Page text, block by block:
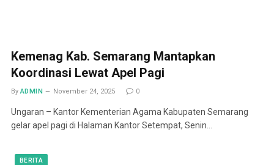
Kemenag Kab. Semarang Mantapkan
Koordinasi Lewat Apel Pagi
By ADMIN November 24, 2025 0
Ungaran – Kantor Kementerian Agama Kabupaten Semarang
gelar apel pagi di Halaman Kantor Setempat, Senin…
BERITA